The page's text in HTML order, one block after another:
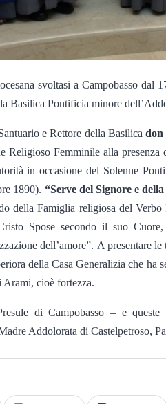
svoltasi a Campobasso dal
Basilica Pontificia minore
e Rettore della Basilicadon
Religioso Femminile alla
in occasione del Solenne
1890). “Serve del Signore e
della Famiglia religiosa del Verbo
Spose secondo il suo
dell’amore”. A presentare
della Casa Generalizia che
cioè fortezza.
di Campobasso – e queste
Addolorata di Castelpetroso,